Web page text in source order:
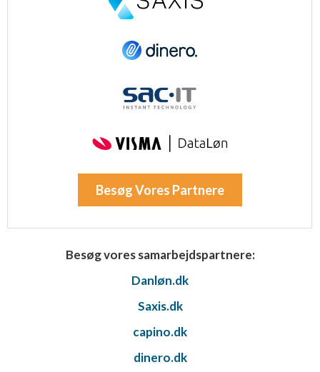
Besøg Vores Partnere
Besøg vores samarbejdspartnere:
Danløn.dk
Saxis.dk
capino.dk
dinero.dk